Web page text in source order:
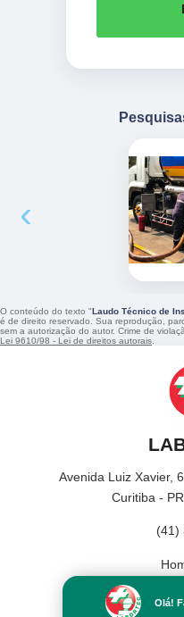
‹
O conteúdo do texto "Laudo Técnico de
é de direito reservado. Sua reprodução,
sem a autorização do autor. Crime de
Lei 9610/98 - Lei de direitos autorais
Avenida Luiz Xavier,
Curitiba -
(41)
Olá!